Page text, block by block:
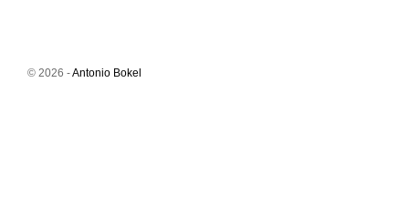
© 2026 -Antonio Bokel